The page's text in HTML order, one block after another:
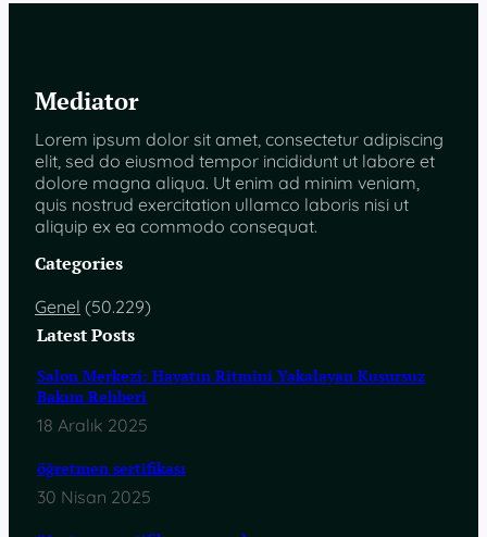
Mediator
Lorem ipsum dolor sit amet, consectetur adipiscing
elit, sed do eiusmod tempor incididunt ut labore et
dolore magna aliqua. Ut enim ad minim veniam,
quis nostrud exercitation ullamco laboris nisi ut
aliquip ex ea commodo consequat.
Categories
Genel (50.229)
Latest Posts
Salon Merkezi: Hayatın Ritmini Yakalayan Kusursuz
Bakım Rehberi
18 Aralık 2025
öğretmen sertifikası
30 Nisan 2025